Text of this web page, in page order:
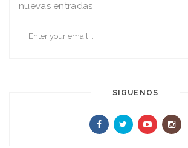
nuevas entradas
SIGUENOS